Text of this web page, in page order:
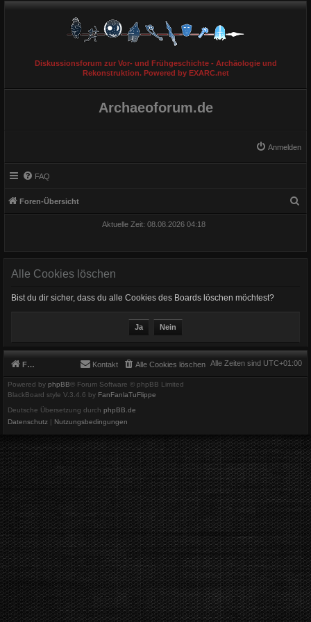
Diskussionsforum zur Vor- und Frühgeschichte - Archäologie und
Rekonstruktion. Powered by EXARC.net
Archaeoforum.de
Anmelden
FAQ
Foren-Übersicht
Aktuelle Zeit: 08.08.2026 04:18
Alle Cookies löschen
Bist du dir sicher, dass du alle Cookies des Boards löschen möchtest?
Foren-Übersicht Alle Zeiten sind UTC+01:00
Alle Cookies löschen
Kontakt
Powered by phpBB® Forum Software © phpBB Limited
BlackBoard style V.3.4.6 by FanFanlaTuFlippe
Deutsche Übersetzung durch phpBB.de
Datenschutz | Nutzungsbedingungen